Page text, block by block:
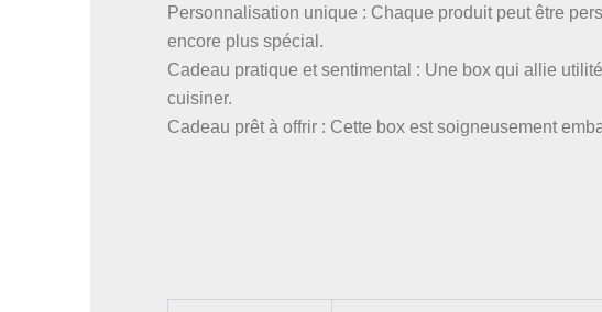
Personnalisation unique : Chaque produit peut être
encore plus spécial.
Cadeau pratique et sentimental : Une box qui allie
cuisiner.
Cadeau prêt à offrir : Cette box est soigneusement